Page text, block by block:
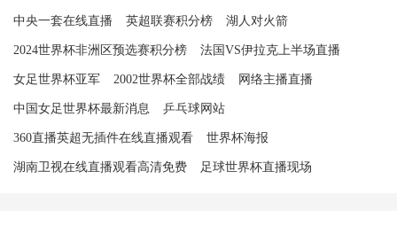
中央一套在线直播 英超联赛积分榜 湖人对火箭
2024世界杯非洲区预选赛积分榜 法国VS伊拉克上半场直播
女足世界杯亚军 2002世界杯全部战绩 网络主播直播
中国女足世界杯最新消息 乒乓球网站
360直播英超无插件在线直播观看 世界杯海报
湖南卫视在线直播观看高清免费 足球世界杯直播现场